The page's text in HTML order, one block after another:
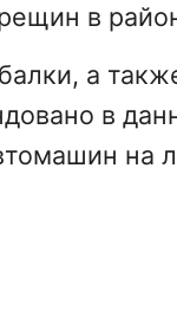
в
а
в
на